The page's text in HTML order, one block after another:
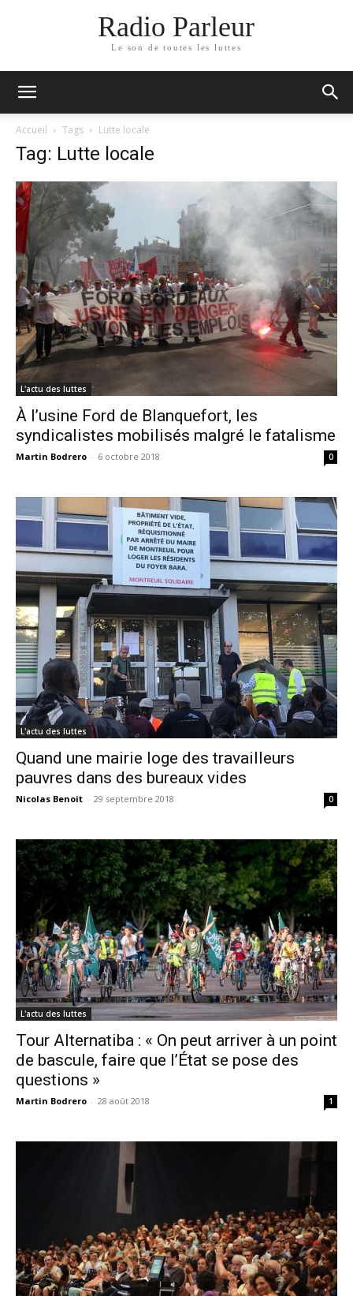
Radio Parleur
Le son de toutes les luttes
Accueil Tags Lutte locale
Tag: Lutte locale
L'actu des luttes
À l’usine Ford de Blanquefort, les
syndicalistes mobilisés malgré le fatalisme
Martin Bodrero - 6 octobre 2018 0
L'actu des luttes
Quand une mairie loge des travailleurs
pauvres dans des bureaux vides
Nicolas Benoit - 29 septembre 2018 0
L'actu des luttes
Tour Alternatiba : « On peut arriver à un point
de bascule, faire que l’État se pose des
questions »
Martin Bodrero - 28 août 2018 1